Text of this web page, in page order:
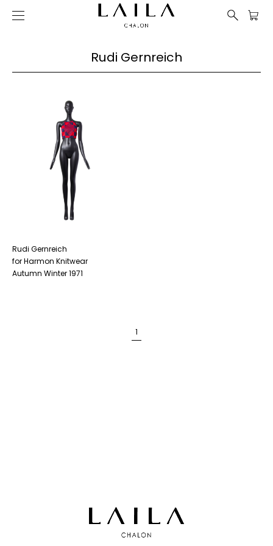
Rudi Gernreich
Rudi Gernreich
for Harmon Knitwear
Autumn Winter 1971
1